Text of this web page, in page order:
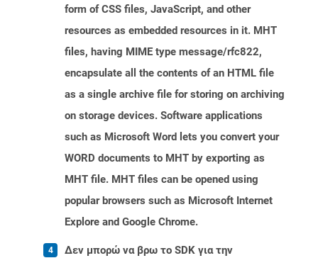
form of CSS files, JavaScript, and other
resources as embedded resources in it. MHT
files, having MIME type message/rfc822,
encapsulate all the contents of an HTML file
as a single archive file for storing on archiving
on storage devices. Software applications
such as Microsoft Word lets you convert your
WORD documents to MHT by exporting as
MHT file. MHT files can be opened using
popular browsers such as Microsoft Internet
Explore and Google Chrome.
Δεν μπορώ να βρω το SDK για την